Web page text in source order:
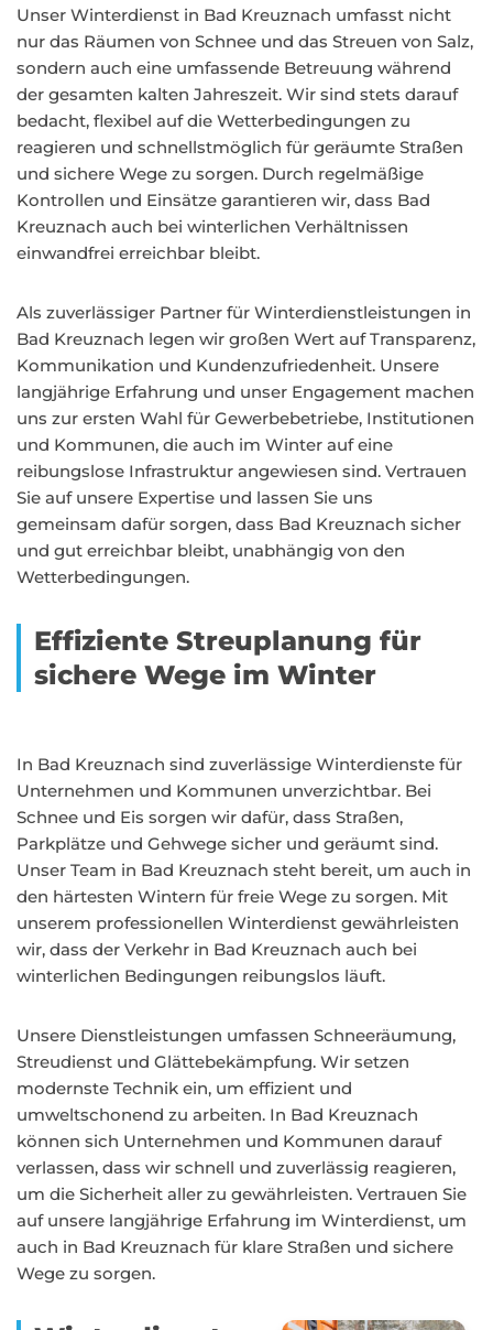
Unser Winterdienst in Bad Kreuznach umfasst nicht
nur das Räumen von Schnee und das Streuen von Salz,
sondern auch eine umfassende Betreuung während
der gesamten kalten Jahreszeit. Wir sind stets darauf
bedacht, flexibel auf die Wetterbedingungen zu
reagieren und schnellstmöglich für geräumte Straßen
und sichere Wege zu sorgen. Durch regelmäßige
Kontrollen und Einsätze garantieren wir, dass Bad
Kreuznach auch bei winterlichen Verhältnissen
einwandfrei erreichbar bleibt.
Als zuverlässiger Partner für Winterdienstleistungen in
Bad Kreuznach legen wir großen Wert auf Transparenz,
Kommunikation und Kundenzufriedenheit. Unsere
langjährige Erfahrung und unser Engagement machen
uns zur ersten Wahl für Gewerbebetriebe, Institutionen
und Kommunen, die auch im Winter auf eine
reibungslose Infrastruktur angewiesen sind. Vertrauen
Sie auf unsere Expertise und lassen Sie uns
gemeinsam dafür sorgen, dass Bad Kreuznach sicher
und gut erreichbar bleibt, unabhängig von den
Wetterbedingungen.
Effiziente Streuplanung für
sichere Wege im Winter
In Bad Kreuznach sind zuverlässige Winterdienste für
Unternehmen und Kommunen unverzichtbar. Bei
Schnee und Eis sorgen wir dafür, dass Straßen,
Parkplätze und Gehwege sicher und geräumt sind.
Unser Team in Bad Kreuznach steht bereit, um auch in
den härtesten Wintern für freie Wege zu sorgen. Mit
unserem professionellen Winterdienst gewährleisten
wir, dass der Verkehr in Bad Kreuznach auch bei
winterlichen Bedingungen reibungslos läuft.
Unsere Dienstleistungen umfassen Schneeräumung,
Streudienst und Glättebekämpfung. Wir setzen
modernste Technik ein, um effizient und
umweltschonend zu arbeiten. In Bad Kreuznach
können sich Unternehmen und Kommunen darauf
verlassen, dass wir schnell und zuverlässig reagieren,
um die Sicherheit aller zu gewährleisten. Vertrauen Sie
auf unsere langjährige Erfahrung im Winterdienst, um
auch in Bad Kreuznach für klare Straßen und sichere
Wege zu sorgen.